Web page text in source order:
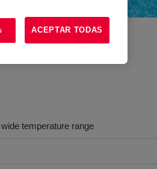
temperature range
ACEPTAR TODAS